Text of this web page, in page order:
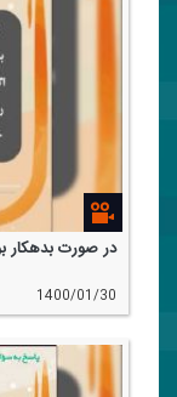
در صورت بدهكار
1400/01/30